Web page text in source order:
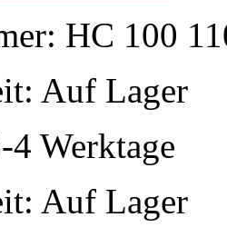
HC 100
Auf Lager
Werktage
Auf Lager